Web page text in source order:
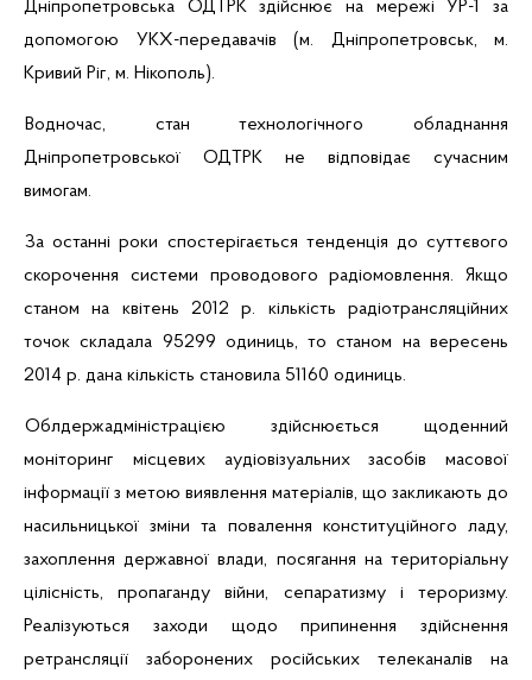
Дніпропетровська ОДТРК здійснює на мережі УР-1 за
допомогою УКХ-передавачів (м. Дніпропетровськ, м.
Кривий Ріг, м. Нікополь).
Водночас, стан технологічного обладнання
Дніпропетровської ОДТРК не відповідає сучасним
вимогам.
За останні роки спостерігається тенденція до суттєвого
скорочення системи проводового радіомовлення. Якщо
станом на квітень 2012 р. кількість радіотрансляційних
точок складала 95299 одиниць, то станом на вересень
2014 р. дана кількість становила 51160 одиниць.
Облдержадміністрацією здійснюється щоденний
моніторинг місцевих аудіовізуальних засобів масової
інформації з метою виявлення матеріалів, що закликають до
насильницької зміни та повалення конституційного ладу,
захоплення державної влади, посягання на територіальну
цілісність, пропаганду війни, сепаратизму і тероризму.
Реалізуються заходи щодо припинення здійснення
ретрансляції заборонених російських телеканалів на